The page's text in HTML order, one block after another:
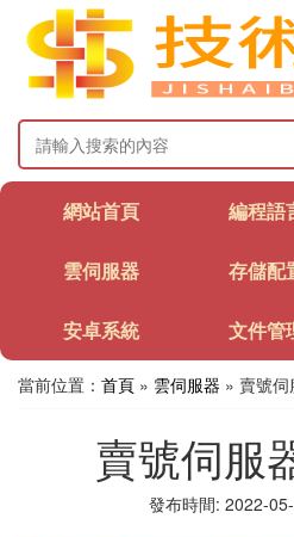
網站首頁 編程語
雲伺服器 存儲配
安卓系統 文件管
當前位置： 首頁 » 雲伺服器 » 賣號
賣號伺服
發布時間: 2022-